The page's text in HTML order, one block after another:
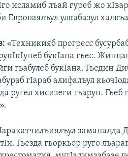
исламиб лъай гуреб жо
Европаялъул улкабазул
«Техникияб прогресс
букIана гьес.
гьабулеб букIана. Гьедин
гIараб алифалъул
ругел хисизеги гьарун. Гьеб
заманалда
Гьезда гьоркьор руго